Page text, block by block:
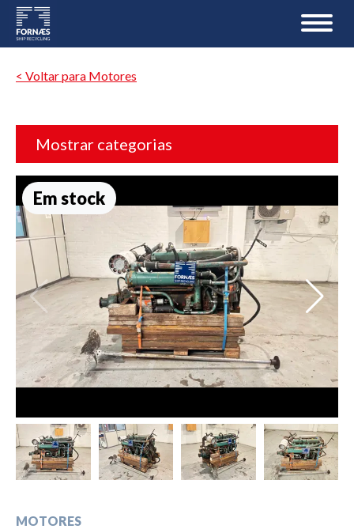
< Voltar para Motores
Mostrar categorias
Em stock
MOTORES